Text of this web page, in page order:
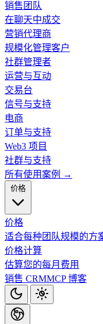
销售团队
在聊天中成交
营销代理商
规模化管理客户
社群管理者
运营与互动
交易台
信号与支持
电商
订单与支持
Web3 项目
社群与支持
所有使用案例 →
价格
价格
适合每种团队规模的方
价格计算
估算您的每月费用
销售 CRMMCP博客